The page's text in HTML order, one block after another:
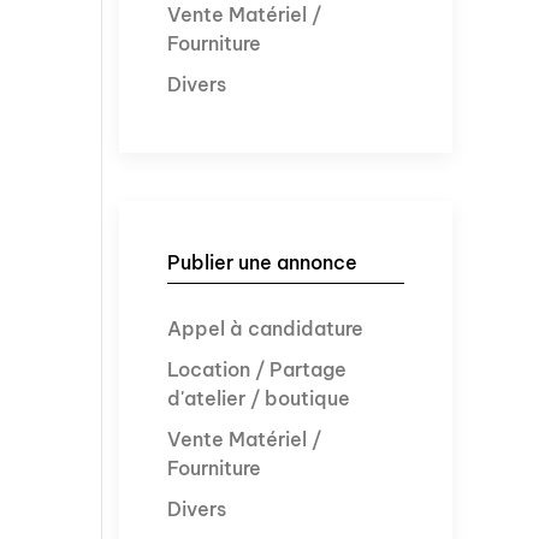
Vente Matériel /
Fourniture
Divers
Publier une annonce
Appel à candidature
Location / Partage
d'atelier / boutique
Vente Matériel /
Fourniture
Divers